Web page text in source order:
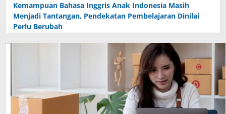
Kemampuan Bahasa Inggris Anak Indonesia Masih
Menjadi Tantangan, Pendekatan Pembelajaran Dinilai
Perlu Berubah